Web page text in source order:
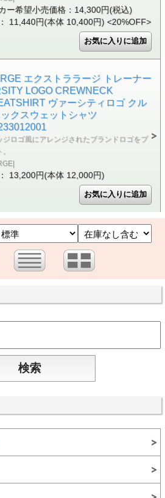
ー希望小売価格：14,300円(税込)
11,440円(本体 10,400円) <20%OFF>
エクストララージ トレーナー
LOGO CREWNECK
ヴァーシティロゴ クル
クスウェットシャツ
ジロゴ風にアレンジされたブランドロゴをプ
13,200円(本体 12,000円)